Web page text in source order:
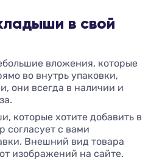
в свой
вложения, которые
во внутрь упаковки,
они всегда в наличии и
которые хотите добавить в
согласует с вами
Внешний вид товара
изображений на сайте.